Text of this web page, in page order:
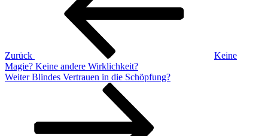
Zurück
Keine
Magie? Keine andere Wirklichkeit?
Nächster
Weiter Blindes Vertrauen in die Schöpfung?